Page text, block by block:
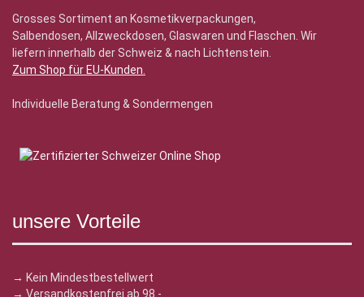
Grosses Sortiment an Kosmetikverpackungen,
Salbendosen, Allzweckdosen, Glaswaren und Flaschen. Wir
liefern innerhalb der Schweiz & nach Lichtenstein.
Zum Shop für EU-Kunden.
Individuelle Beratung & Sondermengen
unsere Vorteile
→ Kein Mindestbestellwert
→ Versandkostenfrei ab 98.-